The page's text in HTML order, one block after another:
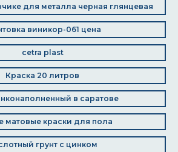
для металла черная глянцевая
виникор-061 цена
cetra plast
Краска 20 литров
в саратове
матовые краски для пола
грунт с цинком